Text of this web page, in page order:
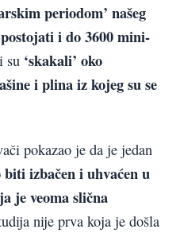
periodom’ našeg
postojati i do 3600 mini-
su ‘skakali’ oko
i plina iz kojeg su se
pokazao je da je jedan
biti izbačen i uhvaćen u
je veoma slična
nije prva koja je došla